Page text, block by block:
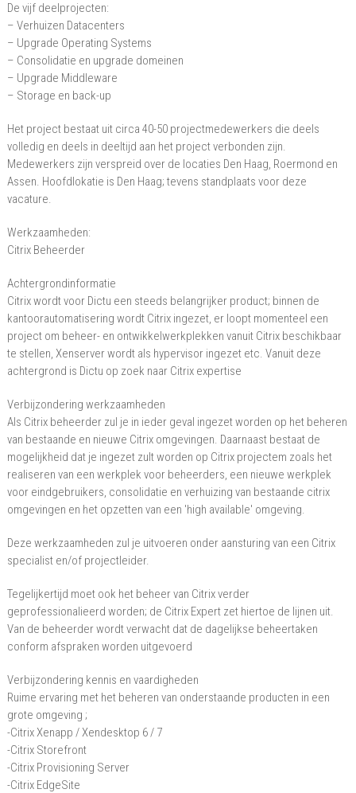
De vijf deelprojecten:
– Verhuizen Datacenters
– Upgrade Operating Systems
– Consolidatie en upgrade domeinen
– Upgrade Middleware
– Storage en back-up
Het project bestaat uit circa 40-50 projectmedewerkers die deels
volledig en deels in deeltijd aan het project verbonden zijn.
Medewerkers zijn verspreid over de locaties Den Haag, Roermond en
Assen. Hoofdlokatie is Den Haag; tevens standplaats voor deze
vacature.
Werkzaamheden:
Citrix Beheerder
Achtergrondinformatie
Citrix wordt voor Dictu een steeds belangrijker product; binnen de
kantoorautomatisering wordt Citrix ingezet, er loopt momenteel een
project om beheer- en ontwikkelwerkplekken vanuit Citrix beschikbaar
te stellen, Xenserver wordt als hypervisor ingezet etc. Vanuit deze
achtergrond is Dictu op zoek naar Citrix expertise
Verbijzondering werkzaamheden
Als Citrix beheerder zul je in ieder geval ingezet worden op het beheren
van bestaande en nieuwe Citrix omgevingen. Daarnaast bestaat de
mogelijkheid dat je ingezet zult worden op Citrix projectem zoals het
realiseren van een werkplek voor beheerders, een nieuwe werkplek
voor eindgebruikers, consolidatie en verhuizing van bestaande citrix
omgevingen en het opzetten van een 'high available' omgeving.
Deze werkzaamheden zul je uitvoeren onder aansturing van een Citrix
specialist en/of projectleider.
Tegelijkertijd moet ook het beheer van Citrix verder
geprofessionalieerd worden; de Citrix Expert zet hiertoe de lijnen uit.
Van de beheerder wordt verwacht dat de dagelijkse beheertaken
conform afspraken worden uitgevoerd
Verbijzondering kennis en vaardigheden
Ruime ervaring met het beheren van onderstaande producten in een
grote omgeving ;
-Citrix Xenapp / Xendesktop 6 / 7
-Citrix Storefront
-Citrix Provisioning Server
-Citrix EdgeSite